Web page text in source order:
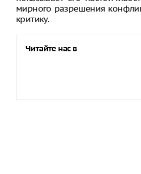
мирного разрешения
критику.
Читайте нас в